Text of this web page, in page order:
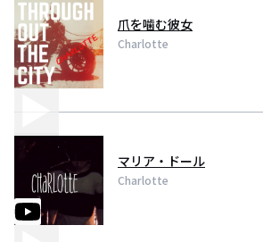
爪を噛む彼女
Charlotte
マリア・ドール
Charlotte